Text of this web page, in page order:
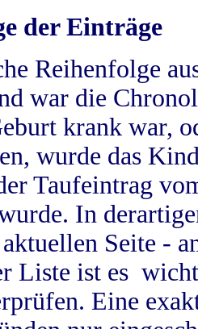
der Einträge
Reihenfolge
war die
krank war,
wurde das
Taufeintrag
In
Seite -
Liste ist es
Eine